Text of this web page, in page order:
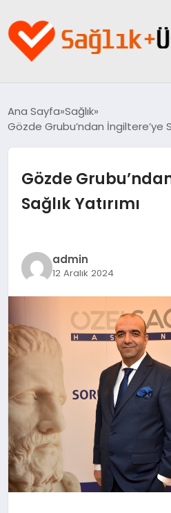
SAĞLIK
GÜNCEL
BESLENME
Ana Sayfa Sağlık
Gözde Grubu’ndan İngiltere’ye
Gözde
Sağlık Yatırımı
admin
12 Aralık 2024